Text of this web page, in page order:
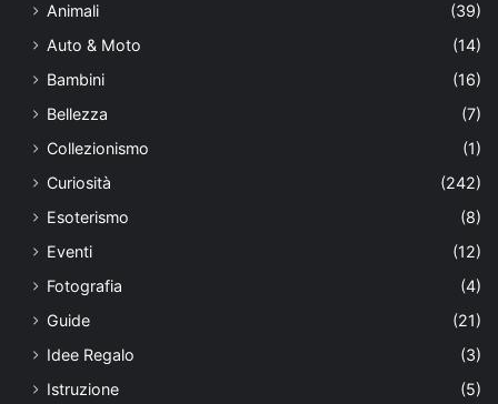
Animali
(39)
Auto & Moto
(14)
Bambini
(16)
Bellezza
(7)
Collezionismo
(1)
Curiosità
(242)
Esoterismo
(8)
Eventi
(12)
Fotografia
(4)
Guide
(21)
Idee Regalo
(3)
Istruzione
(5)